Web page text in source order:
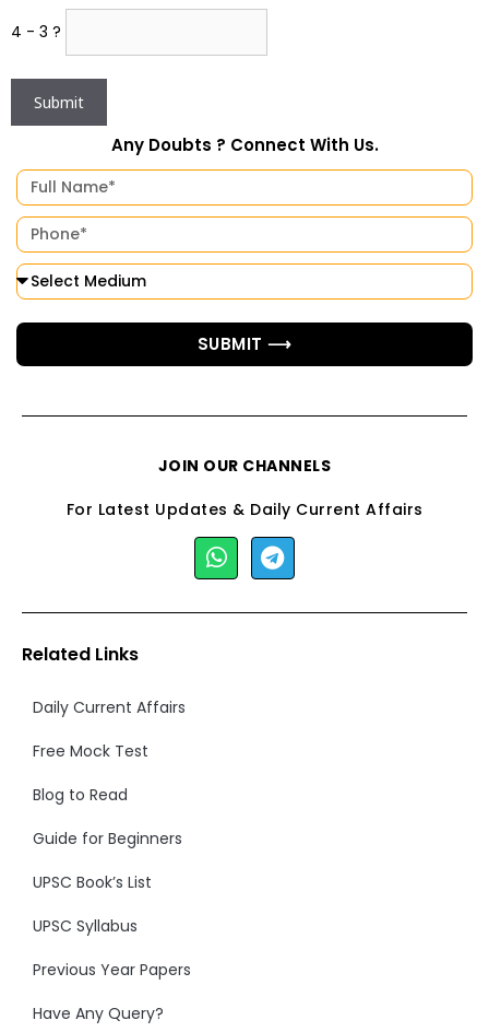
4 - 3 ?
Any Doubts ? Connect With Us.
SUBMIT ⟶
JOIN OUR CHANNELS
For Latest Updates & Daily Current Affairs
Related Links
Daily Current Affairs
Free Mock Test
Blog to Read
Guide for Beginners
UPSC Book’s List
UPSC Syllabus
Previous Year Papers
Have Any Query?